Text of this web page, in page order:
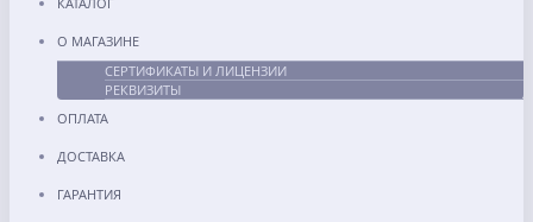
О МАГАЗИНЕ
СЕРТИФИКАТЫ И ЛИЦЕНЗИИ
РЕКВИЗИТЫ
ОПЛАТА
ДОСТАВКА
ГАРАНТИЯ